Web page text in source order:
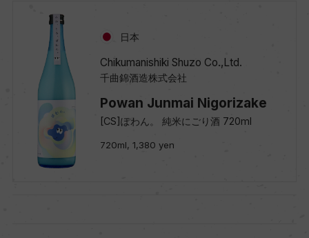
日本
Chikumanishiki Shuzo Co.,Ltd.
千曲錦酒造株式会社
Powan Junmai Nigorizake
[CS]ぽわん。 純米にごり酒 720ml
720ml, 1,380 yen